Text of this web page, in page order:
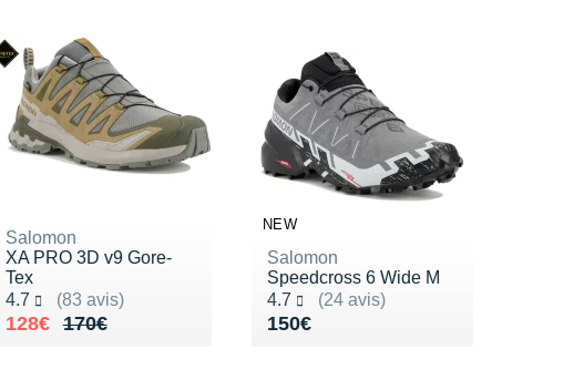
Salomon
XA PRO 3D v9 Gore-
Tex
4.7
(83 avis)
Noté 4.7 sur 5
170€
Au lieu de 170€
128€
Vendu 128€
NEW
Salomon
Speedcross 6 Wide M
4.7
(24 avis)
Noté 4.7 sur 5
150€
Vendu 150€